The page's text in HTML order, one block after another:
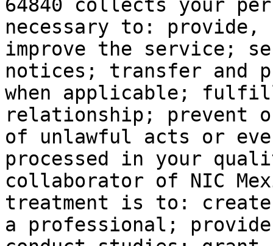
64840 collects your
necessary to: provide,
improve the service;
notices; transfer and
when applicable;
relationship; prevent
of unlawful acts or
processed in your
collaborator of NIC
treatment is to: create
a professional;